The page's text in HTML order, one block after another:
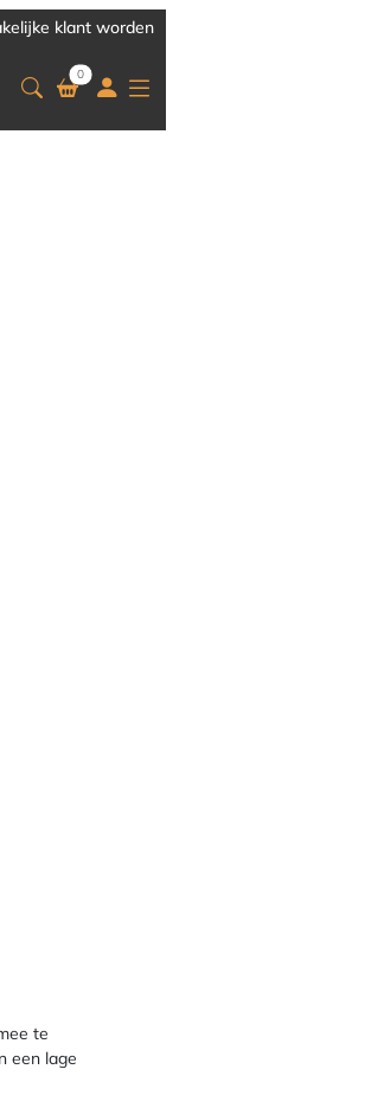
klant worden
0
te
een lage